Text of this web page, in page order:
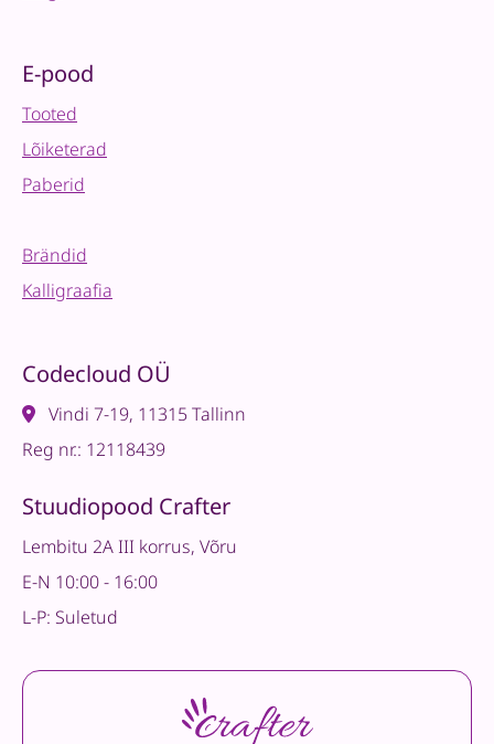
E-pood
Tooted
Lõiketerad
Paberid
Brändid
Kalligraafia
Codecloud OÜ
Vindi 7-19, 11315 Tallinn
Reg nr.: 12118439
Stuudiopood Crafter
Lembitu 2A III korrus, Võru
E-N 10:00 - 16:00
L-P: Suletud